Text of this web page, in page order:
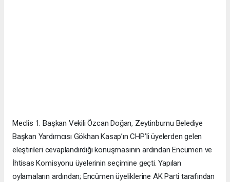
Meclis 1. Başkan Vekili Özcan Doğan, Zeytinburnu Belediye
Başkan Yardımcısı Gökhan Kasap’ın CHP’li üyelerden gelen
eleştirileri cevaplandırdığı konuşmasının ardından Encümen ve
İhtisas Komisyonu üyelerinin seçimine geçti. Yapılan
oylamaların ardından; Encümen üyeliklerine AK Parti tarafından